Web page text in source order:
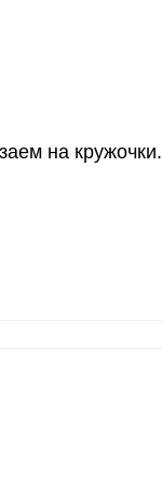
на кружочки.